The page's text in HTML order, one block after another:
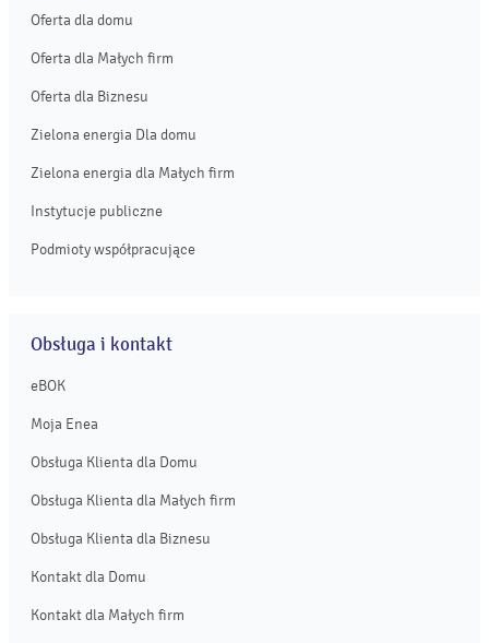
Oferta dla domu
Oferta dla Małych firm
Oferta dla Biznesu
Zielona energia Dla domu
Zielona energia dla Małych firm
Instytucje publiczne
Podmioty współpracujące
Obsługa i kontakt
eBOK
Moja Enea
Obsługa Klienta dla Domu
Obsługa Klienta dla Małych firm
Obsługa Klienta dla Biznesu
Kontakt dla Domu
Kontakt dla Małych firm